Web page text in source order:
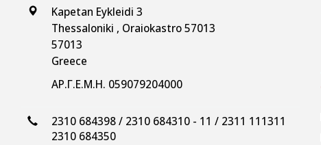
Kapetan Eykleidi 3
Thessaloniki , Oraiokastro 57013
57013
Greece
ΑΡ.Γ.Ε.Μ.Η. 059079204000
2310 684398 / 2310 684310 - 11 / 2311 111311
2310 684350